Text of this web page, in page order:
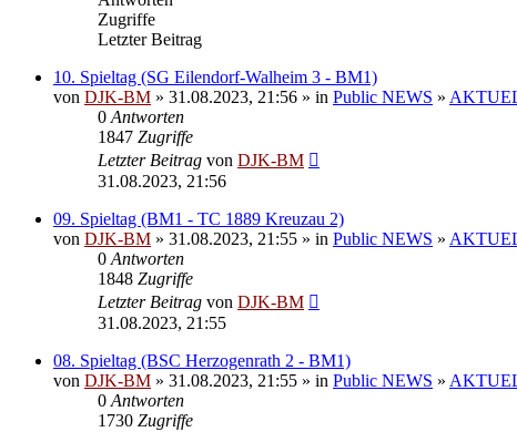
Zugriffe
Letzter Beitrag
10. Spieltag (SG Eilendorf-Walheim 3 - BM1)
von DJK-BM » 31.08.2023, 21:56 » in Public NEWS »
0 Antworten
1847 Zugriffe
Letzter Beitrag von DJK-BM
31.08.2023, 21:56
09. Spieltag (BM1 - TC 1889 Kreuzau 2)
von DJK-BM » 31.08.2023, 21:55 » in Public NEWS »
0 Antworten
1848 Zugriffe
Letzter Beitrag von DJK-BM
31.08.2023, 21:55
08. Spieltag (BSC Herzogenrath 2 - BM1)
von DJK-BM » 31.08.2023, 21:55 » in Public NEWS »
0 Antworten
1730 Zugriffe